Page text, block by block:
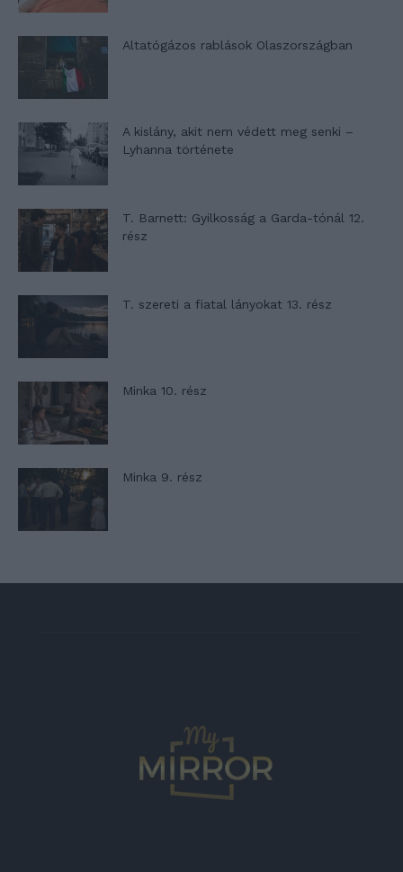
Altatógázos rablások Olaszországban
A kislány, akit nem védett meg senki –
Lyhanna története
T. Barnett: Gyilkosság a Garda-tónál 12.
rész
T. szereti a fiatal lányokat 13. rész
Minka 10. rész
Minka 9. rész